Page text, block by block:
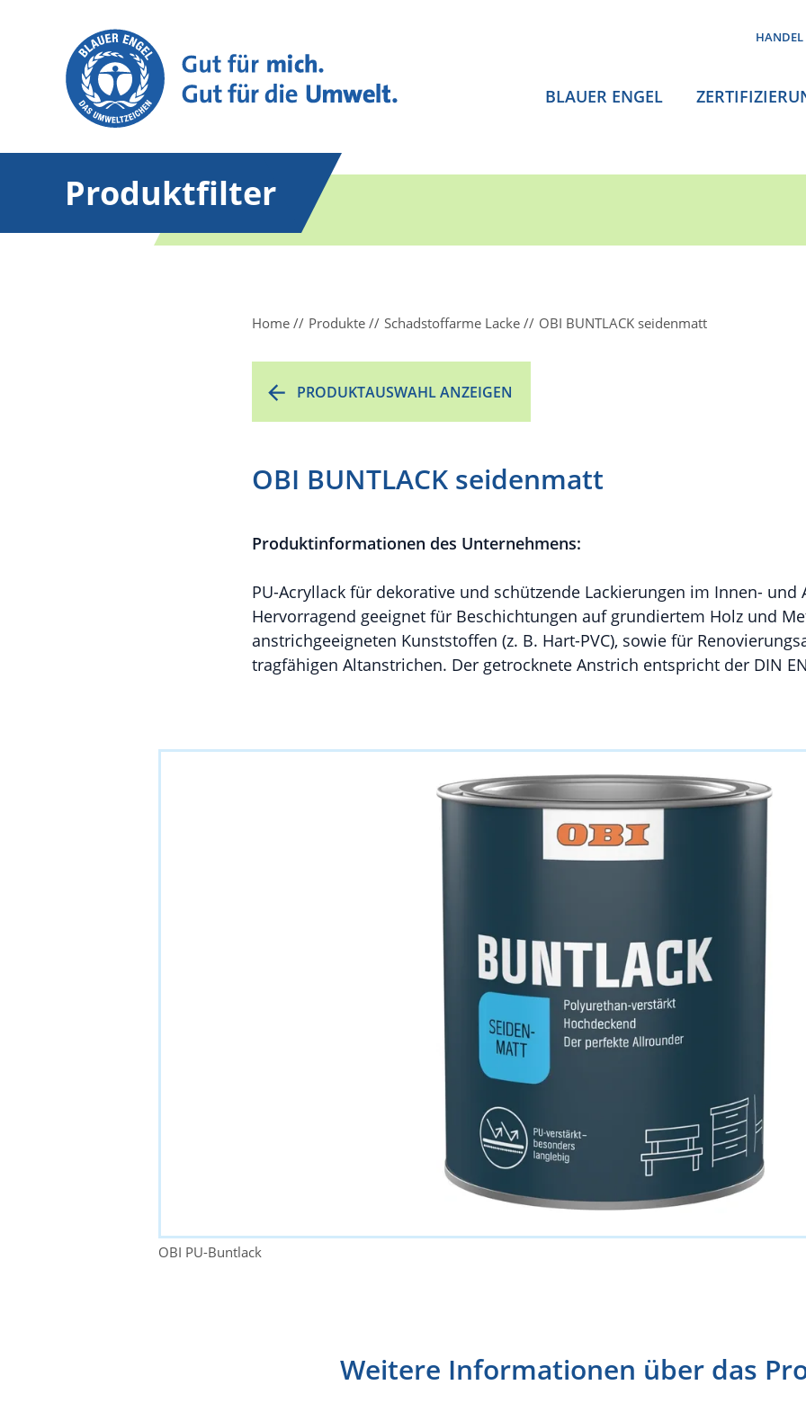
HANDEL
BLAUER ENGEL
Produktfilter
Home Produkte Schadstoffarme Lacke OBI BUNTLACK seidenmatt
PRODUKTAUSWAHL ANZEIGEN
OBI BUNTLACK seidenmatt
Produktinformationen des Unternehmens:
PU-Acryllack für dekorative und schützende Lackierungen im Innen- und
Hervorragend geeignet für Beschichtungen auf grundiertem Holz und
anstrichgeeigneten Kunststoffen (z. B. Hart-PVC), sowie für
tragfähigen Altanstrichen. Der getrocknete Anstrich entspricht der DIN
OBI PU-Buntlack
Weitere Informationen über das